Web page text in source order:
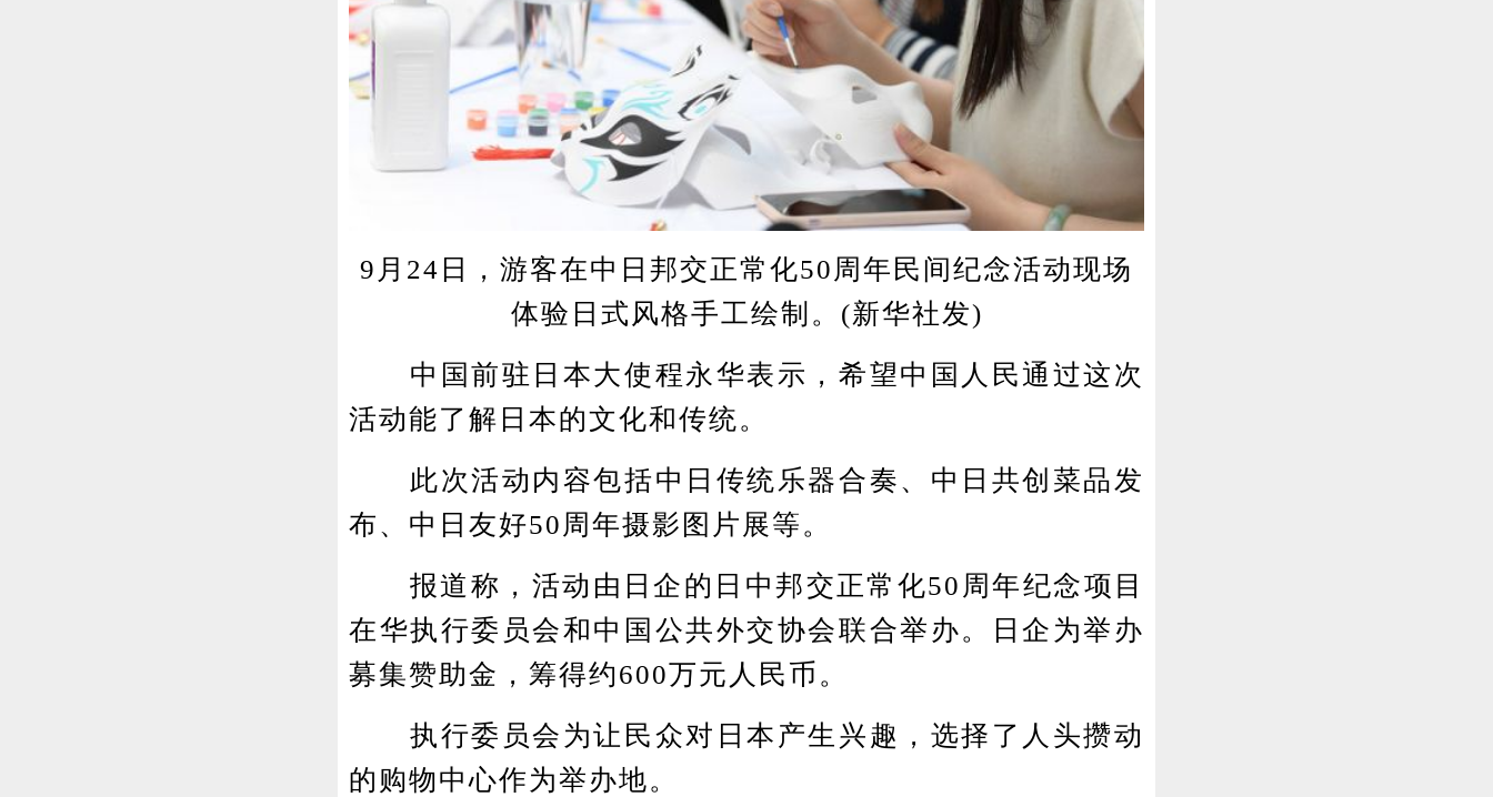
9月24日，游客在中日邦交正常化50周年民间纪念活动现场
体验日式风格手工绘制。(新华社发)
中国前驻日本大使程永华表示，希望中国人民通过这次
活动能了解日本的文化和传统。
此次活动内容包括中日传统乐器合奏、中日共创菜品发
布、中日友好50周年摄影图片展等。
报道称，活动由日企的日中邦交正常化50周年纪念项目
在华执行委员会和中国公共外交协会联合举办。日企为举办
募集赞助金，筹得约600万元人民币。
执行委员会为让民众对日本产生兴趣，选择了人头攒动
的购物中心作为举办地。